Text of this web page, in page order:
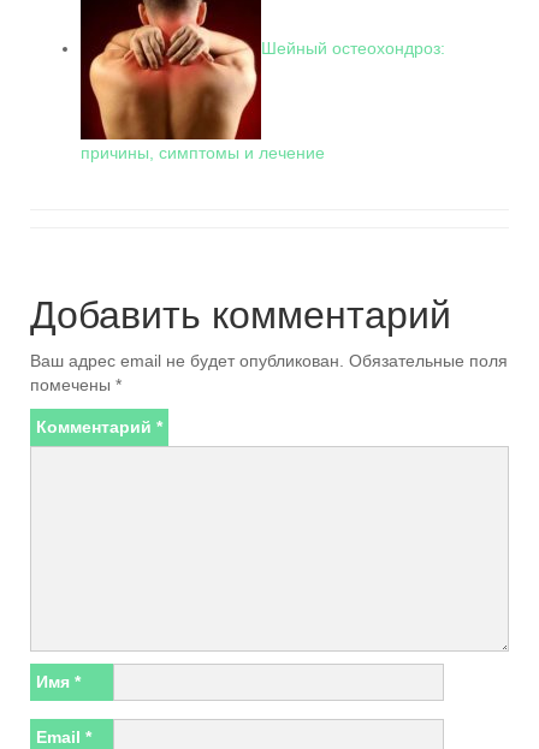
Шейный остеохондроз:
причины, симптомы и лечение
Добавить комментарий
Ваш адрес email не будет опубликован. Обязательные поля
помечены *
Комментарий *
Имя *
Email *